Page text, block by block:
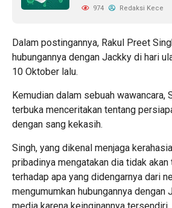
974 Redaksi Kece
Dalam postingannya, Rakul Preet
hubungannya dengan Jackky di hari
10 Oktober lalu.
Kemudian dalam sebuah wawancara,
terbuka menceritakan tentang
dengan sang kekasih.
Singh, yang dikenal menjaga
pribadinya mengatakan dia tidak akan
terhadap apa yang didengarnya dari
mengumumkan hubungannya